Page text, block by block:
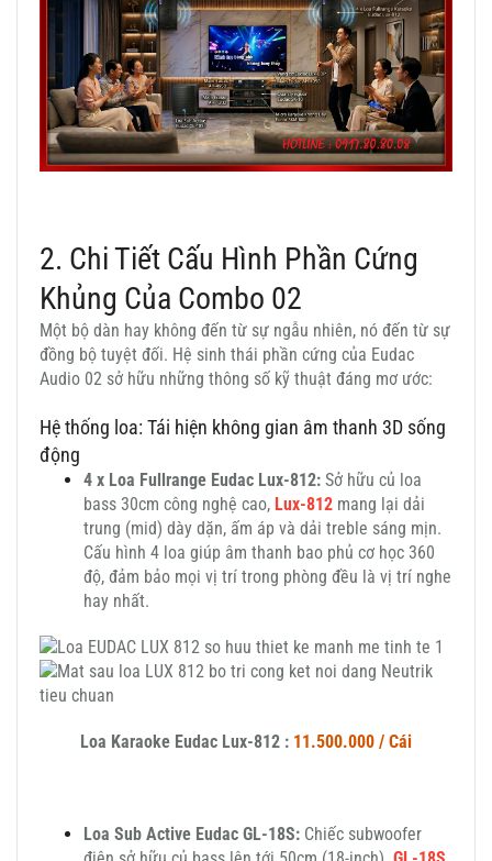
2. Chi Tiết Cấu Hình Phần Cứng
Khủng Của Combo 02
Một bộ dàn hay không đến từ sự ngẫu nhiên, nó đến từ sự
đồng bộ tuyệt đối. Hệ sinh thái phần cứng của Eudac
Audio 02 sở hữu những thông số kỹ thuật đáng mơ ước:
Hệ thống loa: Tái hiện không gian âm thanh 3D sống
động
4 x Loa Fullrange Eudac Lux-812: Sở hữu củ loa
bass 30cm công nghệ cao, Lux-812 mang lại dải
trung (mid) dày dặn, ấm áp và dải treble sáng mịn.
Cấu hình 4 loa giúp âm thanh bao phủ cơ học 360
độ, đảm bảo mọi vị trí trong phòng đều là vị trí nghe
hay nhất.
Loa Karaoke Eudac Lux-812 : 11.500.000 / Cái
Loa Sub Active Eudac GL-18S: Chiếc subwoofer